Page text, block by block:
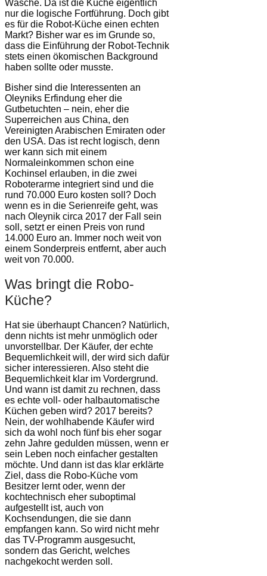
Wäsche. Da ist die Küche eigentlich
nur die logische Fortführung. Doch gibt
es für die Robot-Küche einen echten
Markt? Bisher war es im Grunde so,
dass die Einführung der Robot-Technik
stets einen ökomischen Background
haben sollte oder musste.
Bisher sind die Interessenten an
Oleyniks Erfindung eher die
Gutbetuchten – nein, eher die
Superreichen aus China, den
Vereinigten Arabischen Emiraten oder
den USA. Das ist recht logisch, denn
wer kann sich mit einem
Normaleinkommen schon eine
Kochinsel erlauben, in die zwei
Roboterarme integriert sind und die
rund 70.000 Euro kosten soll? Doch
wenn es in die Serienreife geht, was
nach Oleynik circa 2017 der Fall sein
soll, setzt er einen Preis von rund
14.000 Euro an. Immer noch weit von
einem Sonderpreis entfernt, aber auch
weit von 70.000.
Was bringt die Robo-
Küche?
Hat sie überhaupt Chancen? Natürlich,
denn nichts ist mehr unmöglich oder
unvorstellbar. Der Käufer, der echte
Bequemlichkeit will, der wird sich dafür
sicher interessieren. Also steht die
Bequemlichkeit klar im Vordergrund.
Und wann ist damit zu rechnen, dass
es echte voll- oder halbautomatische
Küchen geben wird? 2017 bereits?
Nein, der wohlhabende Käufer wird
sich da wohl noch fünf bis eher sogar
zehn Jahre gedulden müssen, wenn er
sein Leben noch einfacher gestalten
möchte. Und dann ist das klar erklärte
Ziel, dass die Robo-Küche vom
Besitzer lernt oder, wenn der
kochtechnisch eher suboptimal
aufgestellt ist, auch von
Kochsendungen, die sie dann
empfangen kann. So wird nicht mehr
das TV-Programm ausgesucht,
sondern das Gericht, welches
nachgekocht werden soll.